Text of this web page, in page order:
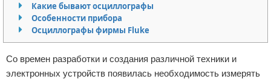
Ноутбуки
Сотовые телефоны
Электроника
Контакты
Сотрудничество
Размещение рекламы
Какие бывают осциллографы
Особенности прибора
Осциллографы фирмы Fluke
Со времен разработки и создания различной техники и
электронных устройств появилась необходимость измерять